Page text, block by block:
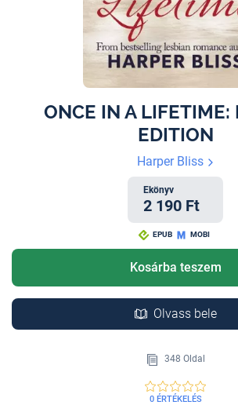
ONCE IN A LIFETIME:
EDITION
Harper Bliss
Ekönyv
2 190 Ft
EPUB MOBI
Kosárba teszem
Olvass bele
348 Oldal
0 ÉRTÉKELÉS